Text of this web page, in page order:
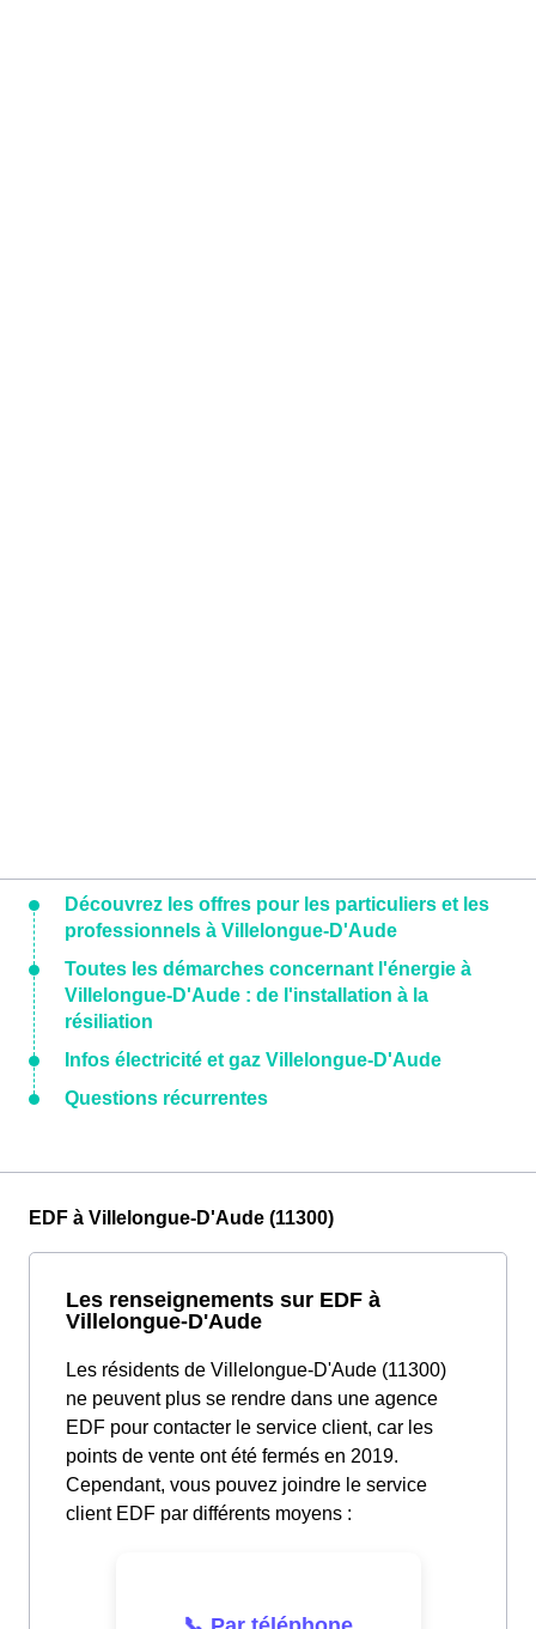
Découvrez les offres pour les particuliers et les
professionnels à Villelongue-D'Aude
Toutes les démarches concernant l'énergie à
Villelongue-D'Aude : de l'installation à la
résiliation
Infos électricité et gaz Villelongue-D'Aude
Questions récurrentes
EDF à Villelongue-D'Aude (11300)
Les renseignements sur EDF à
Villelongue-D'Aude
Les résidents de Villelongue-D'Aude (11300)
ne peuvent plus se rendre dans une agence
EDF pour contacter le service client, car les
points de vente ont été fermés en 2019.
Cependant, vous pouvez joindre le service
client EDF par différents moyens :